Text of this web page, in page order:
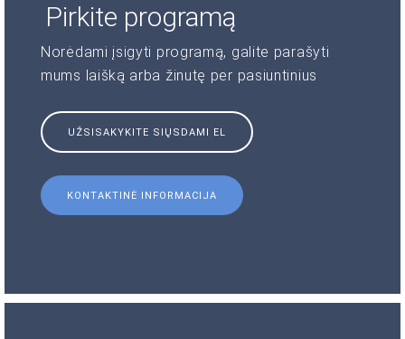
Pirkite programą
Norėdami įsigyti programą, galite parašyti
mums laišką arba žinutę per pasiuntinius
UŽSISAKYKITE SIŲSDAMI EL
KONTAKTINĖ INFORMACIJA